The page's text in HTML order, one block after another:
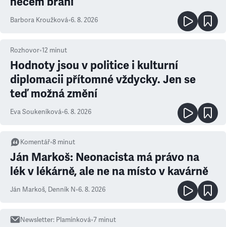
Barbora Kroužková•6. 8. 2026
Rozhovor•12 minut
Hodnoty jsou v politice i kulturní
diplomacii přítomné vždycky. Jen se
teď možná změní
Eva Soukeníková•6. 8. 2026
Komentář•8 minut
Ján Markoš: Neonacista má právo na
lék v lékárně, ale ne na místo v kavárně
Ján Markoš, Denník N•6. 8. 2026
Newsletter: Plamínková•7 minut